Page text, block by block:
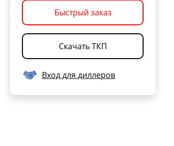
Быстрый заказ
Скачать ТКП
Вход для диллеров